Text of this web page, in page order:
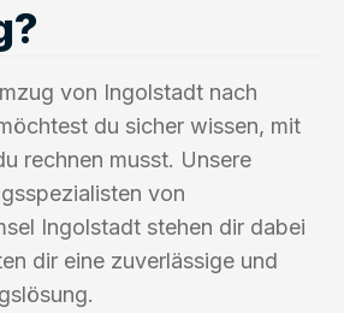
von Ingolstadt nach
du sicher wissen, mit
rechnen musst. Unsere
von
Ingolstadt stehen dir dabei
dir eine zuverlässige und